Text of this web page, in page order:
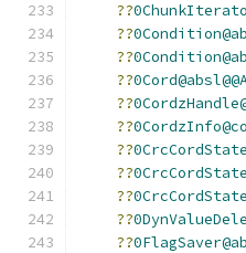
??
??
??
??
??
??
??
??
??
??
??